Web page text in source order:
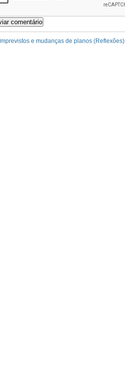
Imprevistos e mudanças de planos (Reflexões)